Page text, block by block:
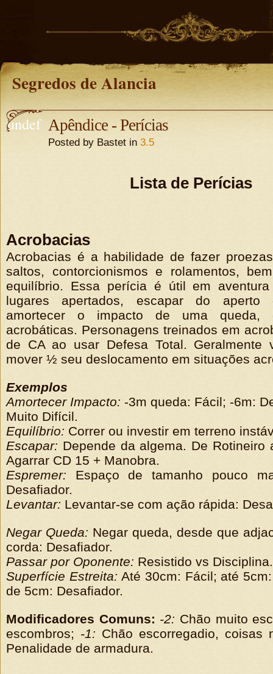
Segredos de Alancia
undef Apêndice - Perícias
Posted by Bastet in 3.5
Lista de Perícias
Acrobacias
Acrobacias é a habilidade de fazer
saltos, contorcionismos e rolamentos,
equilíbrio. Essa perícia é útil em
lugares apertados, escapar do
amortecer o impacto de uma queda,
acrobáticas. Personagens treinados em
de CA ao usar Defesa Total. Geralmente
mover ½ seu deslocamento em situações
Exemplos
Amortecer Impacto: -3m queda: Fácil; -6m:
Muito Difícil.
Equilíbrio: Correr ou investir em terreno
Escapar: Depende da algema. De Rotineiro
Agarrar CD 15 + Manobra.
Espremer: Espaço de tamanho pouco
Desafiador.
Levantar: Levantar-se com ação rápida:
Negar Queda: Negar queda, desde que
corda: Desafiador.
Passar por Oponente: Resistido vs Disciplina.
Superfície Estreita: Até 30cm: Fácil; até
de 5cm: Desafiador.
Modificadores Comuns: -2: Chão muito
escombros; -1: Chão escorregadio,
Penalidade de armadura.